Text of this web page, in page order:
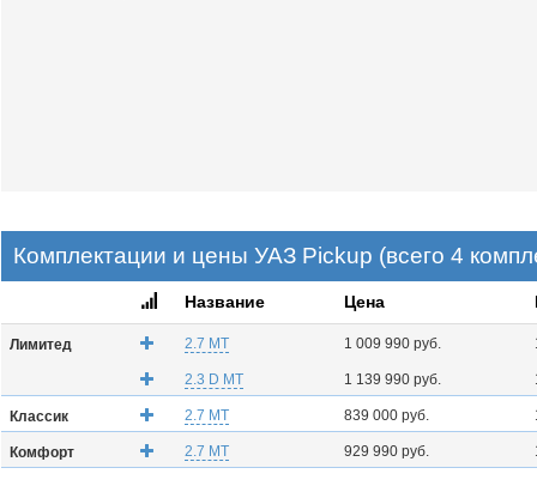
Комплектации и цены УАЗ Pickup (всего 4
Название Цена
Лимитед 2.7 MT 1 009 990 руб.
2.3 D MT 1 139 990 руб.
Классик 2.7 MT 839 000 руб.
Комфорт 2.7 MT 929 990 руб.